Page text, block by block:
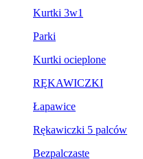
Kurtki 3w1
Parki
Kurtki ocieplone
RĘKAWICZKI
Łapawice
Rękawiczki 5 palców
Bezpalczaste